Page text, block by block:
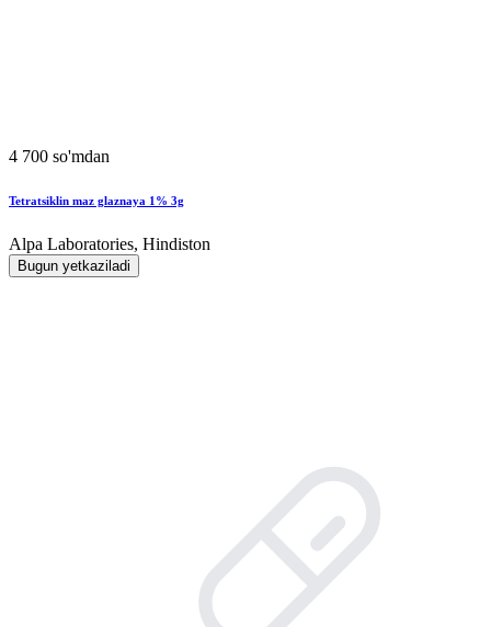
4 700 so'mdan
Tetratsiklin maz glaznaya 1% 3g
Alpa Laboratories, Hindiston
Bugun yetkaziladi